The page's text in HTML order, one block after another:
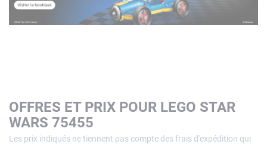
OFFRES ET PRIX POUR LEGO STAR
WARS 75455
Les prix indiqués ne tiennent pas compte des frais d'expédition qui